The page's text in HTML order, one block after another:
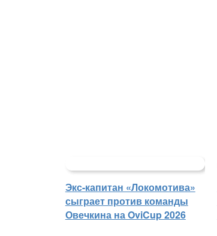
Экс-капитан «Локомотива»
сыграет против команды
Овечкина на OviCup 2026